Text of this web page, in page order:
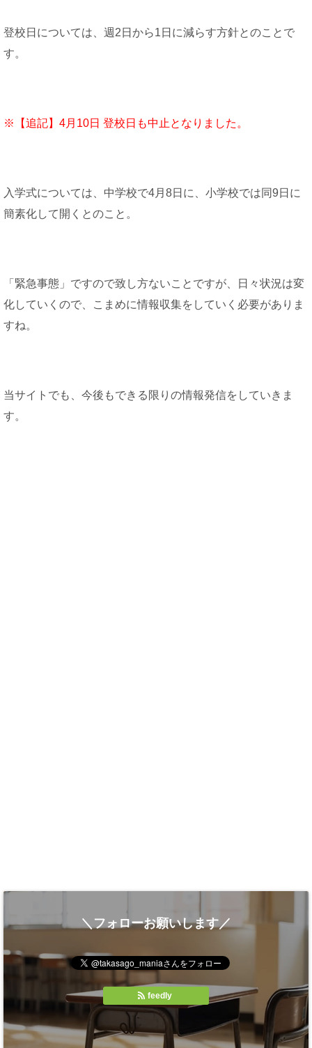
登校日については、週2日から1日に減らす方針とのことで
す。
※【追記】4月10日 登校日も中止となりました。
入学式については、中学校で4月8日に、小学校では同9日に
簡素化して開くとのこと。
「緊急事態」ですので致し方ないことですが、日々状況は変
化していくので、こまめに情報収集をしていく必要がありま
すね。
当サイトでも、今後もできる限りの情報発信をしていきま
す。
＼フォローお願いします／
feedly